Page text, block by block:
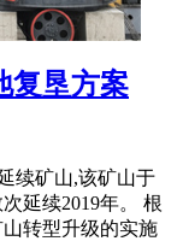
复垦方案
续矿山,该矿山于
延续2019年。 根
转型升级的实施